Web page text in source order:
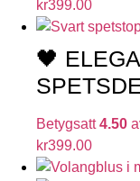
kr399.00
🖤
Betygsatt4.50
kr399.00